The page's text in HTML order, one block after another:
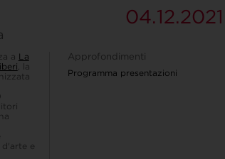
04.12.2021
a La
, la
e
Approfondimenti
Programma presentazioni